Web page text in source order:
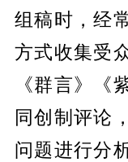
组稿时，经
方式收集受
《群言》《
同创制评论
问题进行分